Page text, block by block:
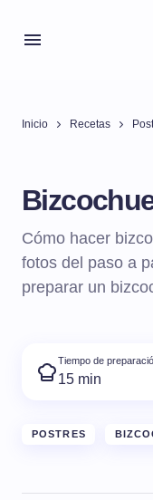
Inicio Recetas
Cómo hacer
fotos del paso a
preparar un
Tiempo de
15 min
POSTRES